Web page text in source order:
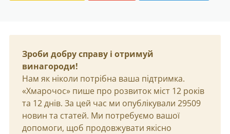
Зроби добру справу і отримуй
винагороди!
Нам як ніколи потрібна ваша підтримка.
«Хмарочос» пише про розвиток міст 12 років
та 12 днів. За цей час ми опублікували 29509
новин та статей. Ми потребуємо вашої
допомоги, щоб продовжувати якісно